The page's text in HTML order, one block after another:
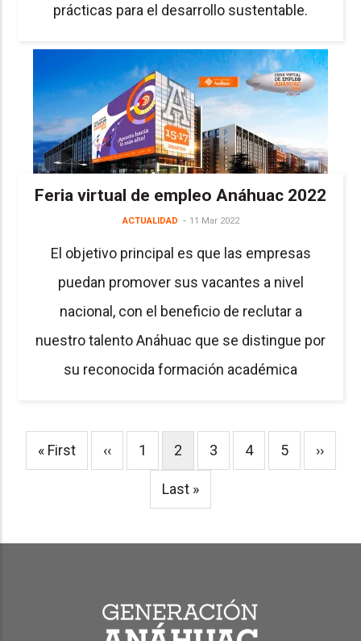
prácticas para el desarrollo sustentable.
Feria virtual de empleo Anáhuac 2022
ACTUALIDAD 11 Mar 2022
El objetivo principal es que las empresas
puedan promover sus vacantes a nivel
nacional, con el beneficio de reclutar a
nuestro talento Anáhuac que se distingue por
su reconocida formación académica
Pagination
First
« First
Previous
‹‹ Page
1
Current
2 Page
3 Page
4 Page
5
Next
››
Last
Last »